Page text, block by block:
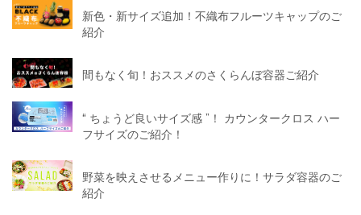
新色・新サイズ追加！不織布フルーツキャップのご
紹介
間もなく旬！おススメのさくらんぼ容器ご紹介
“ ちょうど良いサイズ感 ”！ カウンタークロス ハー
フサイズのご紹介！
野菜を映えさせるメニュー作りに！サラダ容器のご
紹介